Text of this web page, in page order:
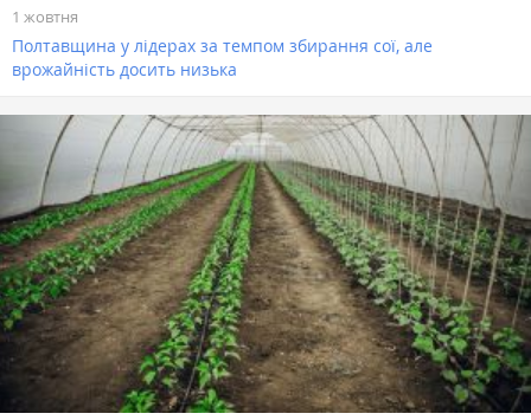
1 жовтня
Полтавщина у лідерах за темпом збирання сої, але
врожайність досить низька